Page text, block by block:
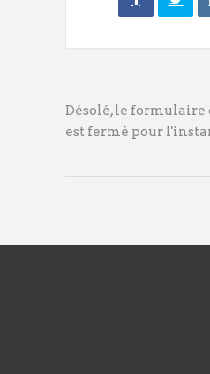
Désolé, le
est fermé pour